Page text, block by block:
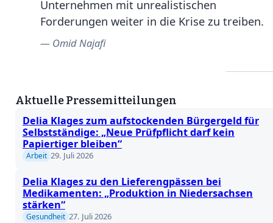
Unternehmen mit unrealistischen
Forderungen weiter in die Krise zu treiben.
Omid Najafi
Aktuelle Pressemitteilungen
Delia Klages zum aufstockenden Bürgergeld für
Selbstständige: „Neue Prüfpflicht darf kein
Papiertiger bleiben“
Arbeit 29. Juli 2026
Delia Klages zu den Lieferengpässen bei
Medikamenten: „Produktion in Niedersachsen
stärken“
Gesundheit 27. Juli 2026